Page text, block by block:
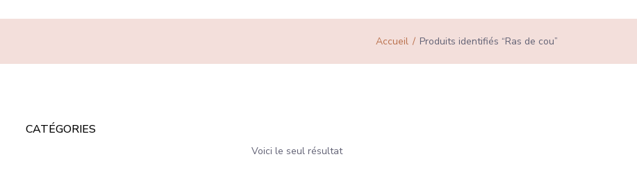
Accueil Produits identifiés “Ras de cou”
CATÉGORIES
Voici le seul résultat